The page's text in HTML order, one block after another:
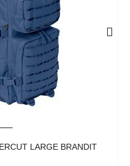
LARGE BRANDIT